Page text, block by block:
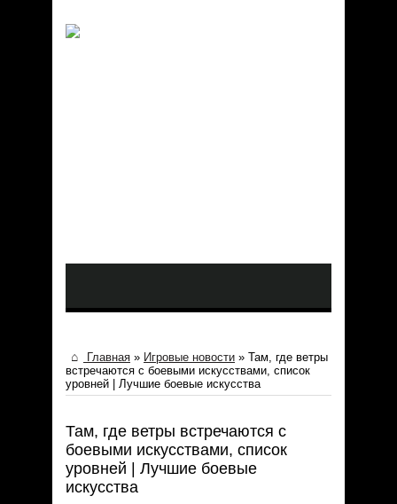
Главная » Игровые новости » Там, где ветры
встречаются с боевыми искусствами, список
уровней | Лучшие боевые искусства
Там, где ветры встречаются с
боевыми искусствами, список
уровней | Лучшие боевые
искусства